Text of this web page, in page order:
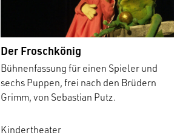
Der Froschkönig
Bühnenfassung für einen Spieler und
sechs Puppen, frei nach den Brüdern
Grimm, von Sebastian Putz.
Kindertheater